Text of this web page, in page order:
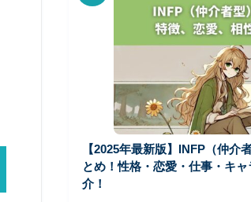
【2025年最新版】INFP（仲介
とめ！性格・恋愛・仕事・キ
介！